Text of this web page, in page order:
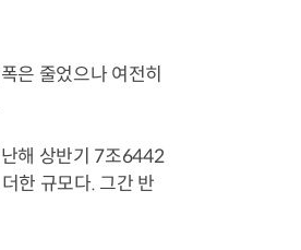
은 줄었으나 여전히
해 상반기 7조6442
한 규모다. 그간 반